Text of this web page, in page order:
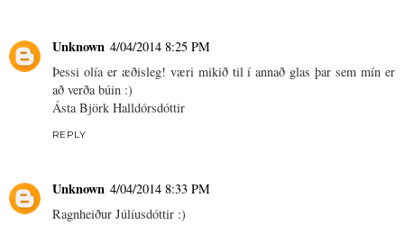
Unknown 4/04/2014 8:25 PM
Þessi olía er æðisleg! væri mikið til í annað glas þar sem mín er
að verða búin :)
Ásta Björk Halldórsdóttir
REPLY
Unknown 4/04/2014 8:33 PM
Ragnheiður Júlíusdóttir :)